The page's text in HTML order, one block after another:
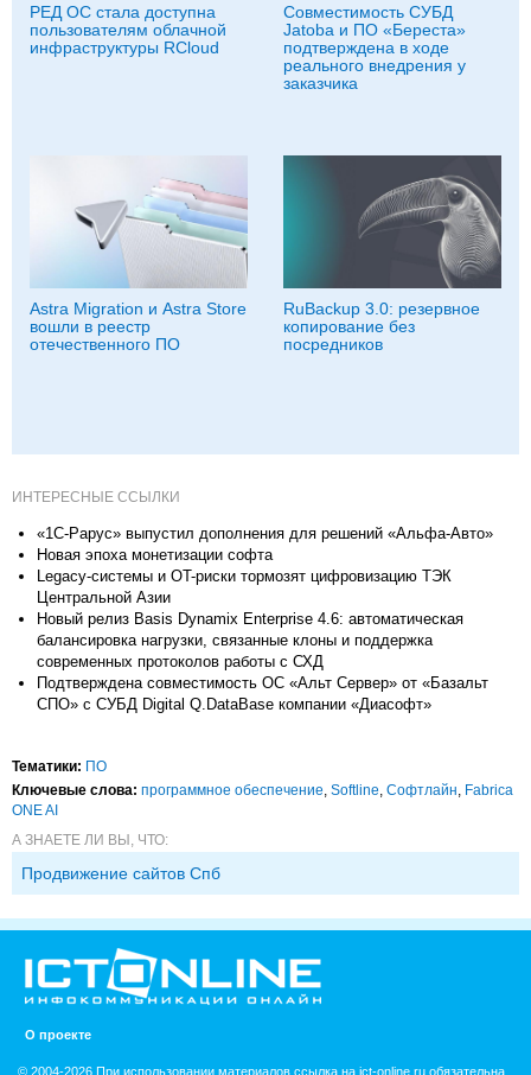
РЕД ОС стала доступна
пользователям облачной
инфраструктуры RCloud
Совместимость СУБД
Jatoba и ПО «Береста»
подтверждена в ходе
реального внедрения у
заказчика
Astra Migration и Astra Store
вошли в реестр
отечественного ПО
RuBackup 3.0: резервное
копирование без
посредников
ИНТЕРЕСНЫЕ ССЫЛКИ
«1С-Рарус» выпустил дополнения для решений «Альфа-Авто»
Новая эпоха монетизации софта
Legacy-системы и OT-риски тормозят цифровизацию ТЭК
Центральной Азии
Новый релиз Basis Dynamix Enterprise 4.6: автоматическая
балансировка нагрузки, связанные клоны и поддержка
современных протоколов работы с СХД
Подтверждена совместимость ОС «Альт Сервер» от «Базальт
СПО» с СУБД Digital Q.DataBase компании «Диасофт»
Тематики: ПО
Ключевые слова: программное обеспечение, Softline, Софтлайн, Fabrica
ONE AI
А ЗНАЕТЕ ЛИ ВЫ, ЧТО:
Продвижение сайтов Спб
О проекте
© 2004-2026 При использовании материалов ссылка на ict-online.ru обязательна